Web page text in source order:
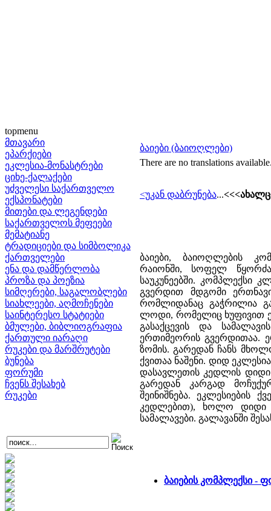
topmenu
მთავარი
ეპარქიები
ეკლესია-მონასტრები
ციხე-ქალაქები
უძველესი საქართველო
ექსპონატები
მითები და ლეგენდები
საქართველოს მეფეები
მემატიანე
ტრადიციები და სიმბოლიკა
ქართველები
ენა და დამწერლობა
პროზა და პოეზია
სიმღერები, საგალობლები
სიახლეები, აღმოჩენები
საინტერესო სტატიები
ბმულები, ბიბლიოგრაფია
ქართული იარაღი
რუკები და მარშრუტები
ბუნება
ფორუმი
ჩვენს შესახებ
რუკები
ბაიები (ბაიოღლები)
There are no translations
<უკან დაბრუნება...
ბაიები, ბაიოღლების
რაიონში, სოფელ
საუკუნეებში. კომპლექსი
გვერდით მდგომი
რომლიდანაც გაჭრილია
ლოდი, რომელიც ხუფივით
გასაქცევის და
ერთიმეორის
ზომის. გარედან ჩანს
ქვითაა ნაშენი. დიდ
დასავლეთის კედლის დიდი
გარედან კარგად
შეინიშნება. ეკლესიების
კედლებით), ხოლო დიდი
სამალავები. გალავანში
ბაიების კომპლექსი -